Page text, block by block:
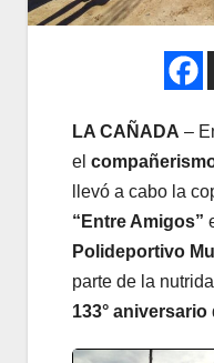
LA CAÑADA –
el
llevó a cabo la
“Entre Amigos”
Polideportivo
parte de la
133° aniversario